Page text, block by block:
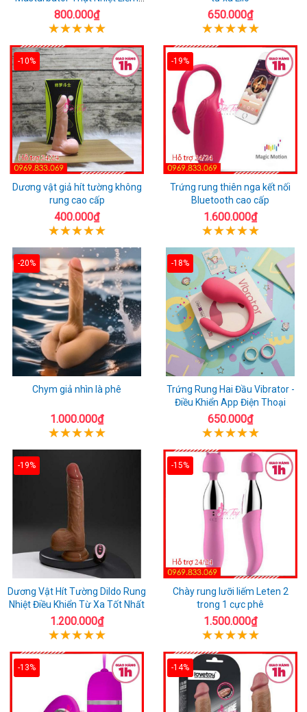
Rung
800.000₫ 650.000₫
-10%
Dương vật giả hít tường không
rung cao cấp
400.000₫
-19%
Trứng rung thiên nga kết nối
Bluetooth cao cấp
1.600.000₫
-20%
Chym giả nhìn là phê
1.000.000₫
-18%
Trứng Rung Hai Đầu Vibrator -
Điều Khiển App Điện Thoại
650.000₫
-19%
Dương Vật Hít Tường Dildo Rung
Nhiệt Điều Khiển Từ Xa Tốt Nhất
1.200.000₫
-15%
Chày rung lưỡi liếm Leten 2
trong 1 cực phê
1.500.000₫
-13% -14%